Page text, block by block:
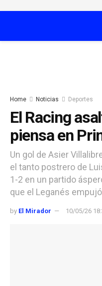
Home Noticias Deportes
El Racing
piensa en
Un gol de Asier
el tanto postrero de
1-2 en un partido
que el Leganés
by El Mirador 10/05/26